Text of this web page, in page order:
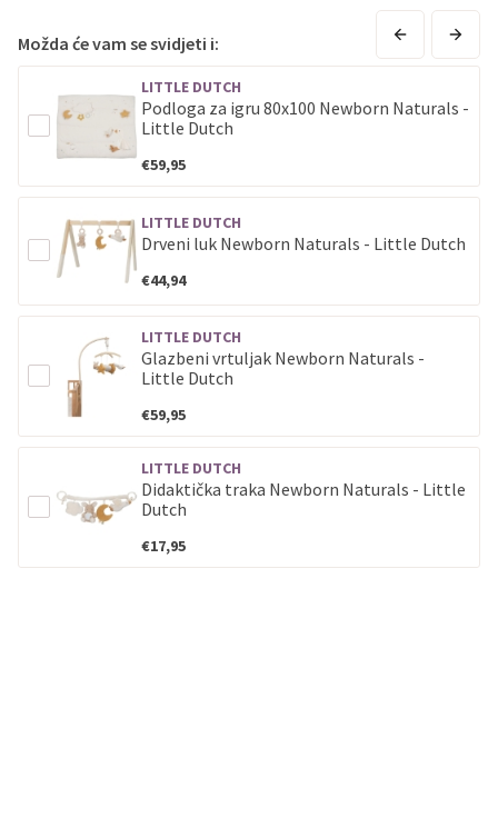
Možda će vam se svidjeti i:
LITTLE DUTCH
Podloga za igru 80x100 Newborn Naturals -
Little Dutch
€59,95
LITTLE DUTCH
Drveni luk Newborn Naturals - Little Dutch
€44,94
LITTLE DUTCH
Glazbeni vrtuljak Newborn Naturals -
Little Dutch
€59,95
LITTLE DUTCH
Didaktička traka Newborn Naturals - Little
Dutch
€17,95